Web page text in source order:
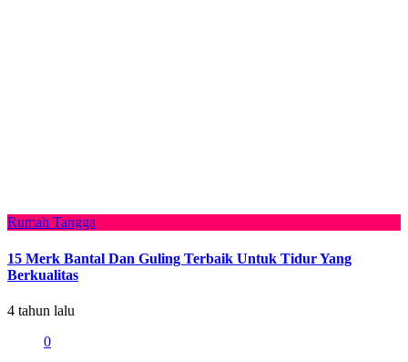
Rumah Tangga
15 Merk Bantal Dan Guling Terbaik Untuk Tidur Yang
Berkualitas
4 tahun lalu
0